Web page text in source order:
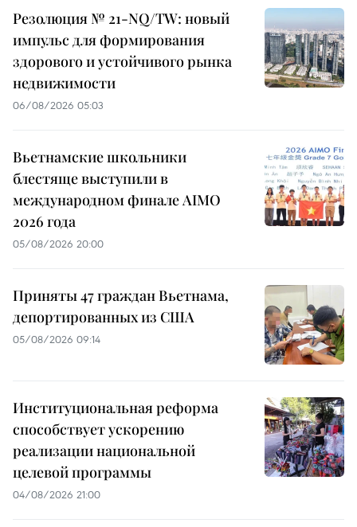
Резолюция № 21-NQ/TW: новый
импульс для формирования
здорового и устойчивого рынка
недвижимости
06/08/2026 05:03
Вьетнамские школьники
блестяще выступили в
международном финале AIMO
2026 года
05/08/2026 20:00
Приняты 47 граждан Вьетнама,
депортированных из США
05/08/2026 09:14
Институциональная реформа
способствует ускорению
реализации национальной
целевой программы
04/08/2026 21:00